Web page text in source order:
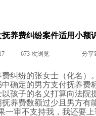
养费纠纷案件适用小额
673 次浏览 分享
纠纷的张女士（化名）
确定的男方支付抚养费
孩子的名义打算向法院
养费数额过少且男方有
一审不支持我，我还要